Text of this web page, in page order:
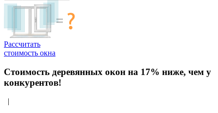
Рассчитать
стоимость окна
Стоимость деревянных окон на 17% ниже, чем у
конкурентов!
|